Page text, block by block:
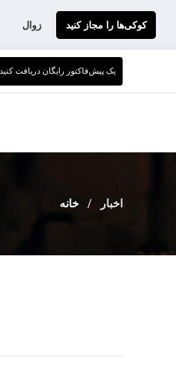
زوال کوکی‌ها را مجاز کنید
یک پیش‌فاکتور رایگان دریافت کنید
خانه اخبار